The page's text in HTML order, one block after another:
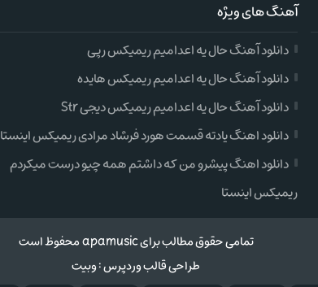
آهنگ های ویژه
دانلود آهنگ حال یه اعدامیم ریمیکس رپی
دانلود آهنگ حال یه اعدامیم ریمیکس هایده
دانلود آهنگ حال یه اعدامیم ریمیکس دیجی Str
دانلود اهنگ یادته قسمت هورد فرشاد مرادی ریمیکس اینستا
دانلود اهنگ پیشرو من که داشتم همه چیو درست میکردم
ریمیکس اینستا
تمامی حقوق مطالب برای apamusic محفوظ است
طراحی قالب وردپرس:وبیت